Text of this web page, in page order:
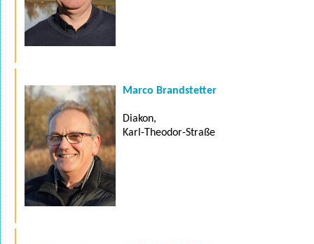
Marco Brandstetter
Diakon,
Karl-Theodor-Straße